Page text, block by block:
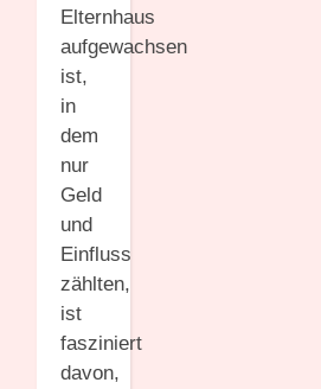
Elternhaus
aufgewachsen
ist,
in
dem
nur
Geld
und
Einfluss
zählten,
ist
fasziniert
davon,